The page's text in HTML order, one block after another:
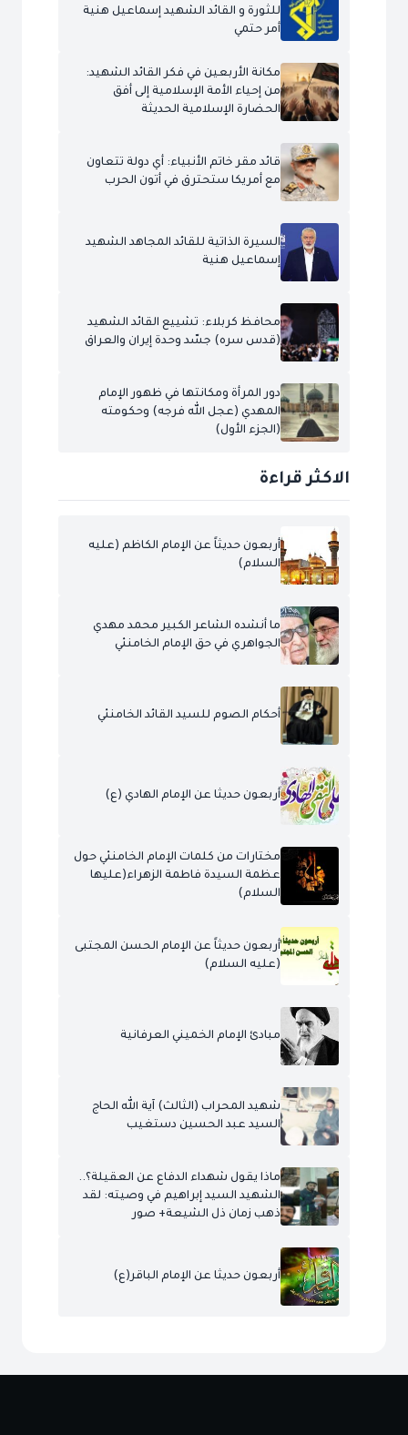
للثورة و القائد الشهيد إسماعيل هنية
أمر حتمي
مكانة الأربعين في فكر القائد الشهيد:
من إحياء الأمة الإسلامية إلى أفق
الحضارة الإسلامية الحديثة
قائد مقر خاتم الأنبياء: أي دولة تتعاون
مع أمريكا ستحترق في أتون الحرب
السيرة الذاتية للقائد المجاهد الشهيد
إسماعيل هنية
محافظ كربلاء: تشييع القائد الشهيد
(قدس سره) جسّد وحدة إيران والعراق
دور المرأة ومكانتها في ظهور الإمام
المهدي (عجل الله فرجه) وحكومته
(الجزء الأول)
الاكثر قراءة
أربعون حديثاً عن الإمام الكاظم (عليه
السلام)
ما أنشده الشاعر الكبير محمد مهدي
الجواهري في حق الإمام الخامنئي
أحكام الصوم للسيد القائد الخامنئي
أربعون حديثا عن الإمام الهادي (ع)
مختارات من كلمات الإمام الخامنئي حول
عظمة السيدة فاطمة الزهراء(عليها
السلام)
أربعون حديثاً عن الإمام الحسن المجتبى
(عليه السلام)
مبادئ الإمام الخميني العرفانية
شهيد المحراب (الثالث) آية الله الحاج
السيد عبد الحسين دستغيب
ماذا يقول شهداء الدفاع عن العقيلة؟..
الشهيد السيد إبراهيم في وصيته: لقد
ذهب زمان ذل الشيعة+ صور
أربعون حديثا عن الإمام الباقر(ع)